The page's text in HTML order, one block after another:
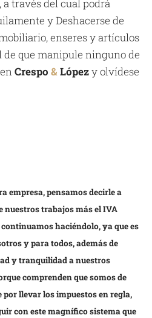
través del cual podrá
y Deshacerse de
enseres y artículos
de que manipule ninguno de
Crespo &Lópezy olvídese
empresa, pensamos decirle a
nuestros trabajos más el IVA
haciéndolo, ya que es
y para todos, además de
y tranquilidad a nuestros
comprenden que somos de
llevar los impuestos en regla,
con este magnífico sistema que